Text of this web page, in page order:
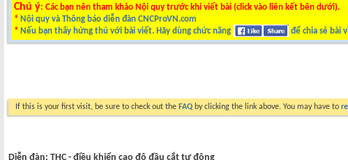
Chú ý: Các bạn nên tham khảo Nội quy trước khi viết bài (click vào liên kết bên dưới).
* Nội quy và Thông báo diễn đàn CNCProVN.com
* Nếu bạn thấy hứng thú với bài viết. Hãy dùng chức năng để chia sẻ bài
If this is your first visit, be sure to check out the FAQ by clicking the link above. You may have to
Diễn đàn: THC - điều khiển cao độ đầu cắt tự động